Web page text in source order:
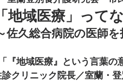
「地域医療」って
佐久総合病院の医師を
『地域医療』という言葉の
クリニック院長／室蘭・登